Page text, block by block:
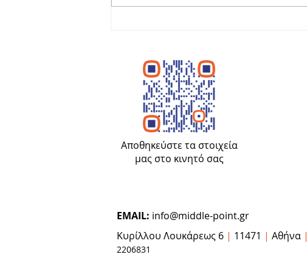
Αποθηκεύστε τα στοιχεία
μας στο κινητό σας
EMAIL: info@middle-point.gr
Κυρίλλου Λουκάρεως 6 | 11471 | Αθήνα |
2206831